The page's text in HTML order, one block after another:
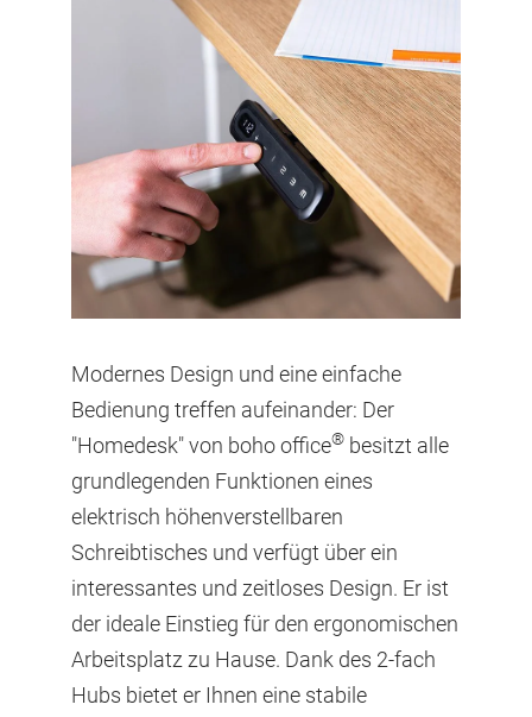
Modernes Design und eine einfache
Bedienung treffen aufeinander: Der
"Homedesk" von boho office® besitzt alle
grundlegenden Funktionen eines
elektrisch höhenverstellbaren
Schreibtisches und verfügt über ein
interessantes und zeitloses Design. Er ist
der ideale Einstieg für den ergonomischen
Arbeitsplatz zu Hause. Dank des 2-fach
Hubs bietet er Ihnen eine stabile